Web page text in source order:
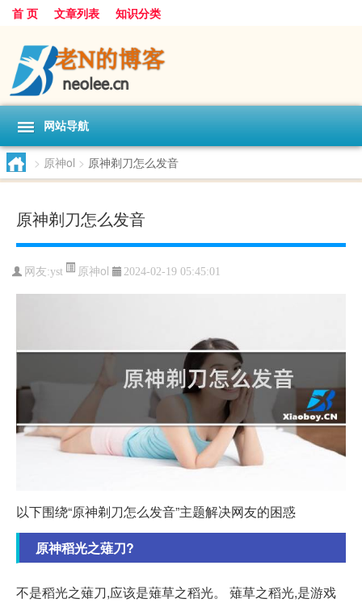
首 页 文章列表 知识分类
网站导航
> 原神ol > 原神剃刀怎么发音
原神剃刀怎么发音
网友:yst 原神ol 2024-02-19 05:45:01
以下围绕“原神剃刀怎么发音”主题解决网友的困惑
原神稻光之薙刀?
不是稻光之薙刀,应该是薙草之稻光。 薙草之稻光,是游戏